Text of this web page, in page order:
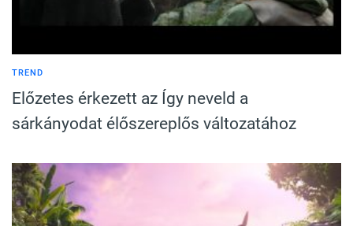
TREND
Előzetes érkezett az Így neveld a
sárkányodat élőszereplős változatához